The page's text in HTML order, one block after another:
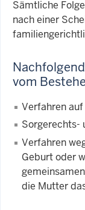
Sämtliche
nach einer
vom
Verfahren
Sorgerechts-
Verfahren
Geburt oder
die Mutter